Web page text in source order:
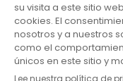
MARCA
CANTIDAD DE CAFÉ